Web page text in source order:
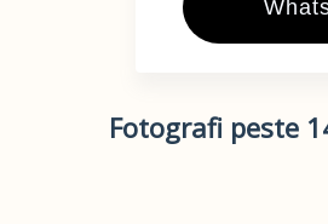
Fotografi peste